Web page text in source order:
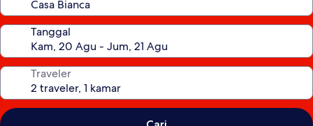
Tanggal
Traveler